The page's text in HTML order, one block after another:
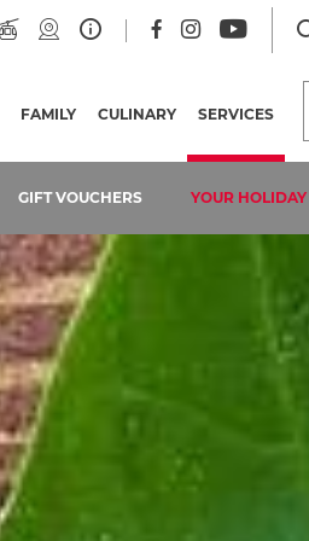
FAMILY CULINARY SERVICES
GIFT VOUCHERS YOUR